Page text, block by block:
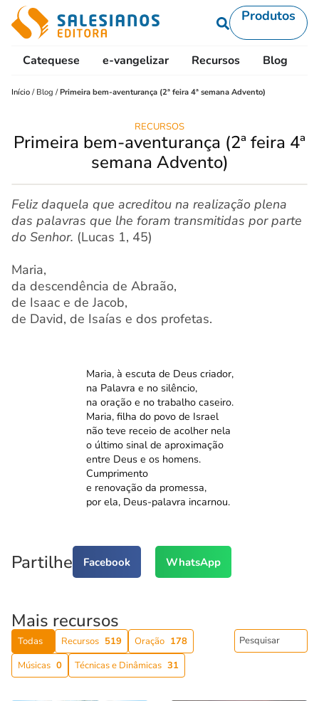
Produtos
Catequese e-vangelizar Recursos Blog
Início / Blog /Primeira bem-aventurança (2ª feira 4ª semana Advento)
RECURSOS
Primeira bem-aventurança (2ª feira 4ª
semana Advento)
Feliz daquela que acreditou na realização plena
das palavras que lhe foram transmitidas por parte
do Senhor. (Lucas 1, 45)
Maria,
da descendência de Abraão,
de Isaac e de Jacob,
de David, de Isaías e dos profetas.
Maria, à escuta de Deus criador,
na Palavra e no silêncio,
na oração e no trabalho caseiro.
Maria, filha do povo de Israel
não teve receio de acolher nela
o último sinal de aproximação
entre Deus e os homens.
Cumprimento
e renovação da promessa,
por ela, Deus-palavra incarnou.
Partilhe Facebook WhatsApp
Mais recursos
Todas Recursos 519 Oração 178
Músicas 0 Técnicas e Dinâmicas 31